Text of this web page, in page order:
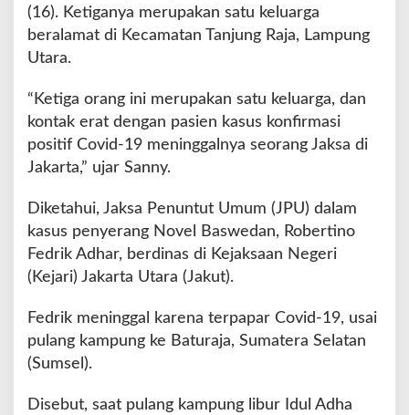
d
p
u
u
a
r
a
(16). Ketiganya merupakan satu keluarga
beralamat di Kecamatan Tanjung Raja, Lampung
Utara.
“Ketiga orang ini merupakan satu keluarga, dan
kontak erat dengan pasien kasus konfirmasi
positif Covid-19 meninggalnya seorang Jaksa di
Jakarta,” ujar Sanny.
Diketahui, Jaksa Penuntut Umum (JPU) dalam
kasus penyerang Novel Baswedan, Robertino
Fedrik Adhar, berdinas di Kejaksaan Negeri
(Kejari) Jakarta Utara (Jakut).
Fedrik meninggal karena terpapar Covid-19, usai
pulang kampung ke Baturaja, Sumatera Selatan
(Sumsel).
Disebut, saat pulang kampung libur Idul Adha